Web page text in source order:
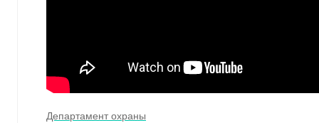
Департамент охраны